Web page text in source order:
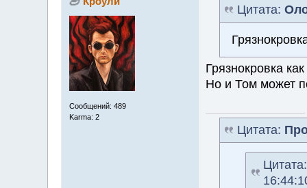
Сообщений: 489
Karma: 2
Цитата:
Грязнокровка
Но и Том может
Цитата: